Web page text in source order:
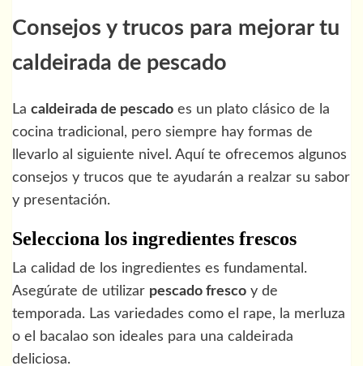
Consejos y trucos para mejorar tu
caldeirada de pescado
La caldeirada de pescado es un plato clásico de la
cocina tradicional, pero siempre hay formas de
llevarlo al siguiente nivel. Aquí te ofrecemos algunos
consejos y trucos que te ayudarán a realzar su sabor
y presentación.
Selecciona los ingredientes frescos
La calidad de los ingredientes es fundamental.
Asegúrate de utilizar pescado fresco y de
temporada. Las variedades como el rape, la merluza
o el bacalao son ideales para una caldeirada
deliciosa.